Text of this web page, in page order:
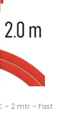
– 2 mtr – Fast